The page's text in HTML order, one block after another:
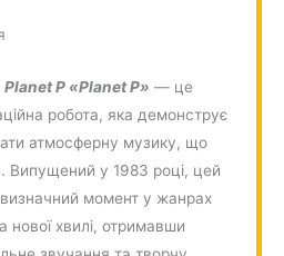
Planet P «Planet P» — це
робота, яка демонструє
атмосферну музику, що
Випущений у 1983 році, цей
момент у жанрах
нової хвилі, отримавши